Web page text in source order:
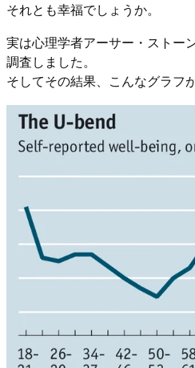
それとも幸福でしょうか。
実は心理学者アーサー・ストー
調査しました。
そしてその結果、こんなグラフ